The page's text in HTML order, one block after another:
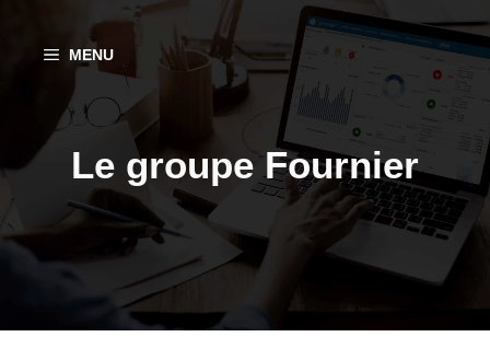
contenu
MENU
Le groupe Fournier